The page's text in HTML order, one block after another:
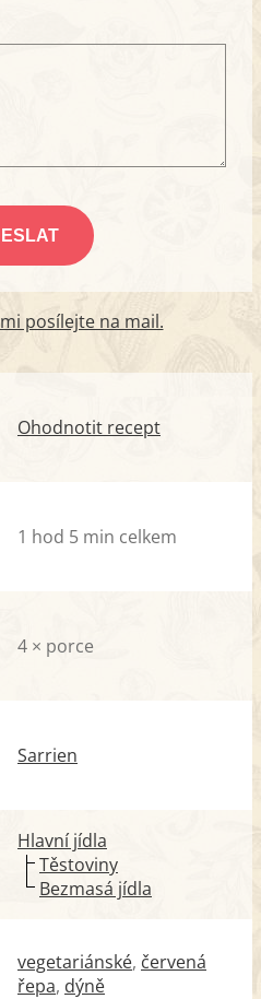
posílejte na mail.
Ohodnotit recept
1 hod 5 min celkem
4 × porce
Sarrien
Hlavní jídla
Těstoviny
Bezmasá jídla
vegetariánské červená
řepa dýně